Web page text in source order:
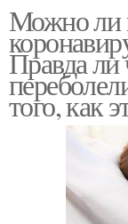
Можно ли
Правда ли
того, как